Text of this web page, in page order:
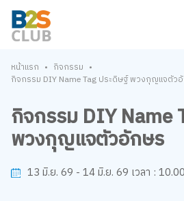
หน้าแรก • กิจกรรม •
กิจกรรม DIY Name Tag ประดิษฐ์ พวงกุญแจตัว
กิจกรรม DIY Name
พวงกุญแจตัวอักษร
13 มิ.ย. 69 - 14 มิ.ย. 69 เวลา :